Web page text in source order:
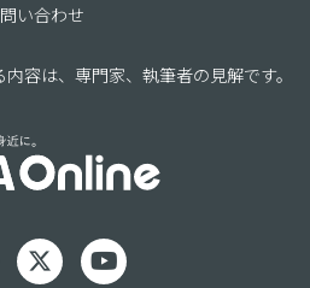
い合わせ
容は、専門家、執筆者の見解です。